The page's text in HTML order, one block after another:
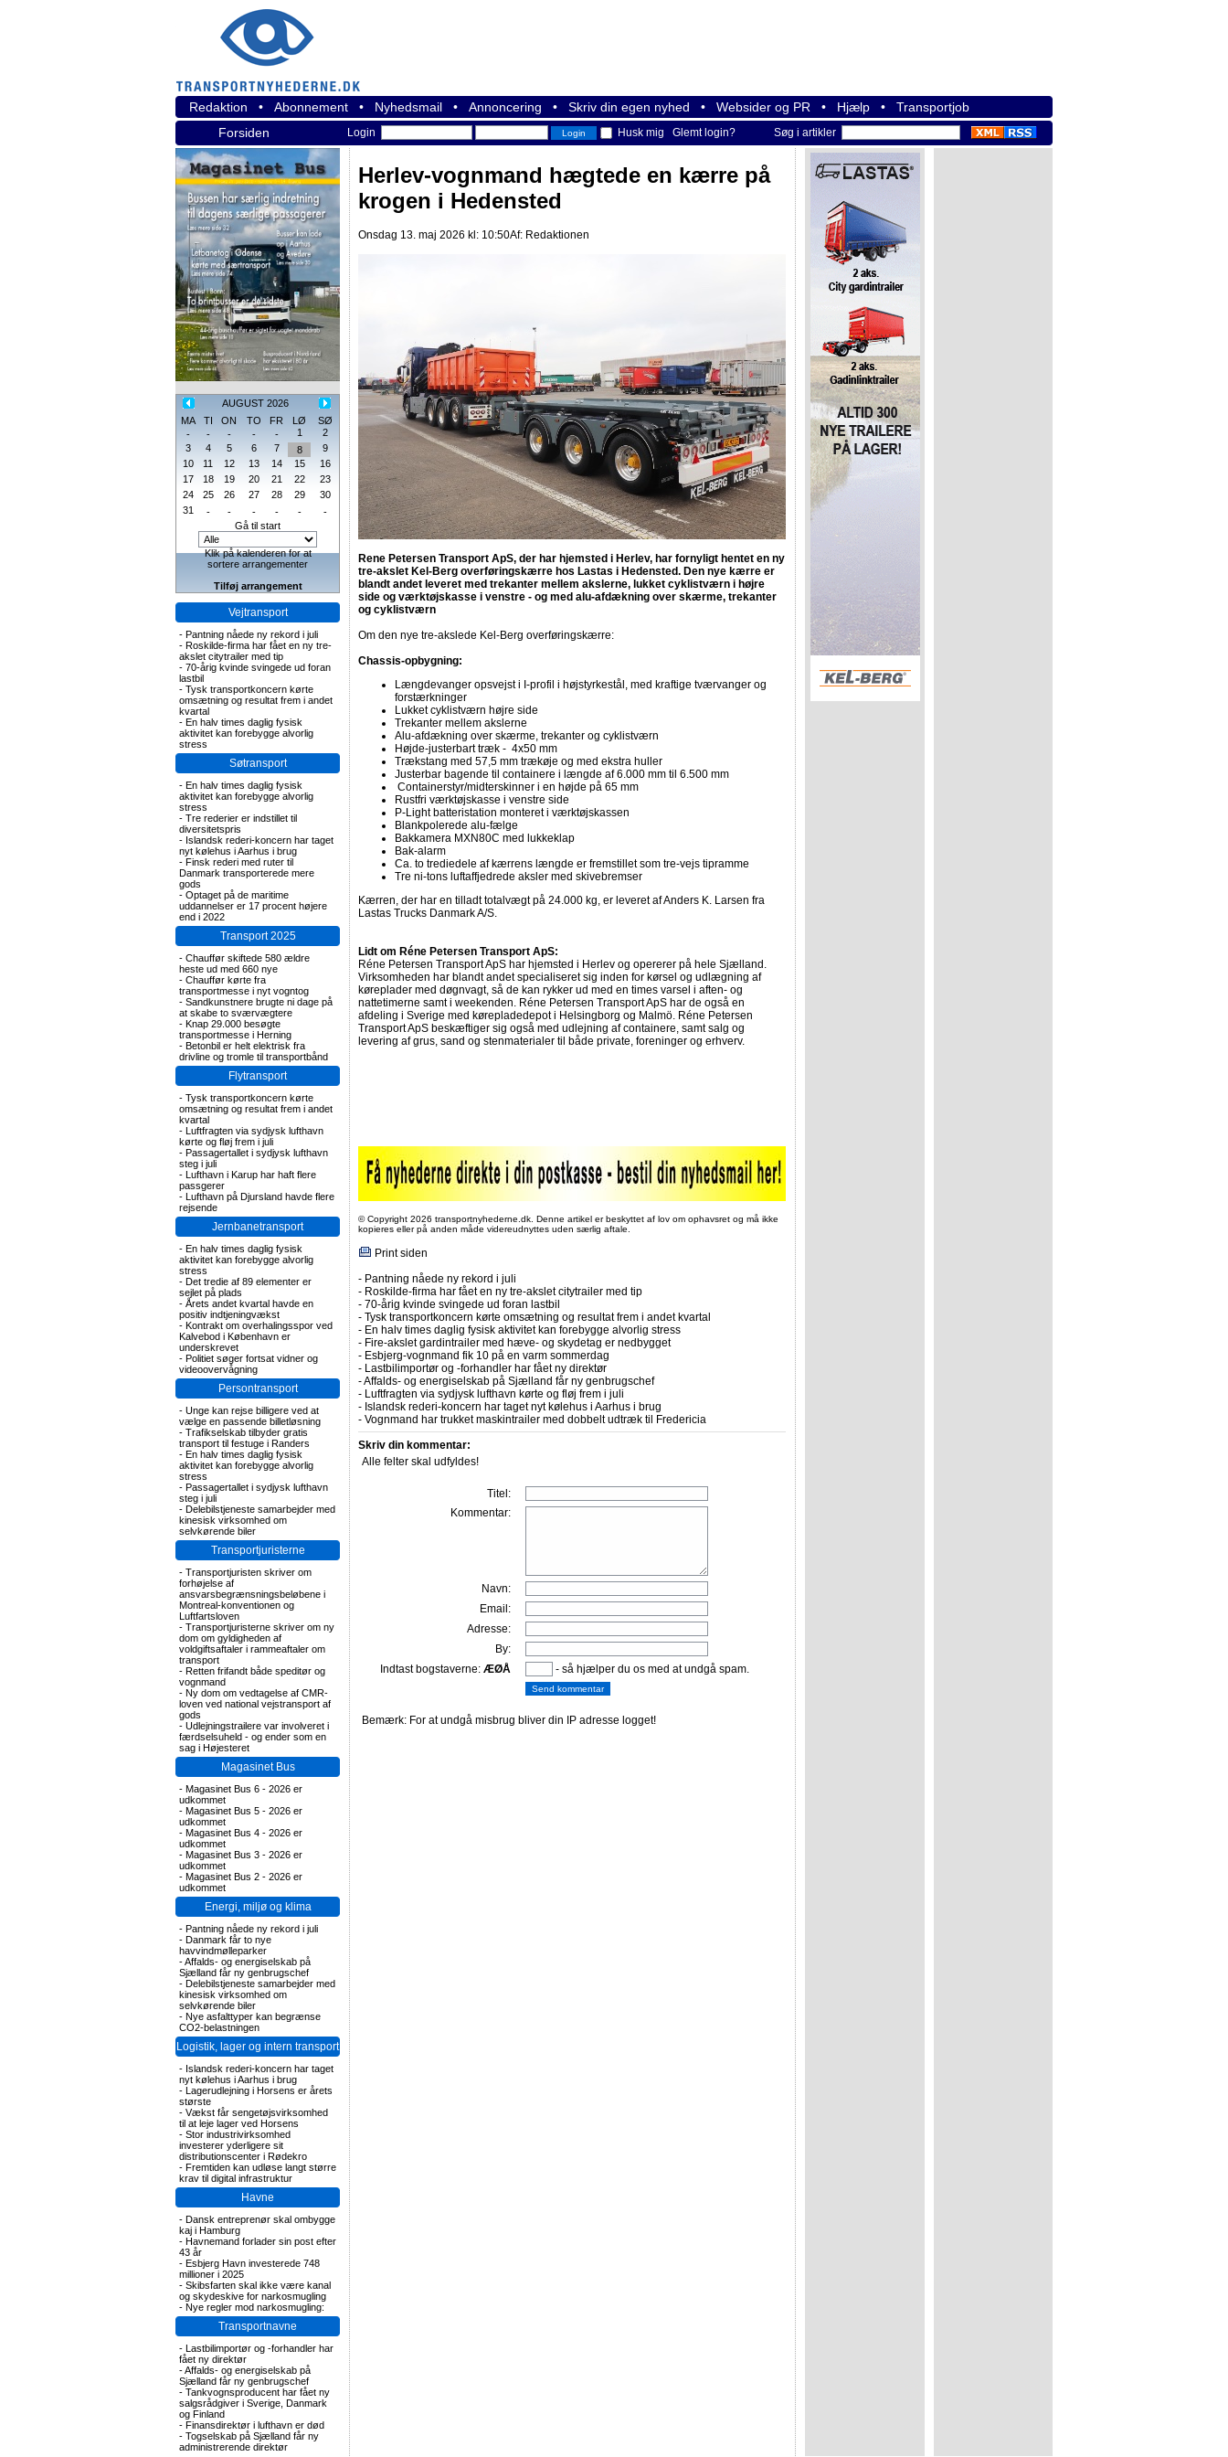
Redaktion • Abonnement • Nyhedsmail • Annoncering • Skriv din egen nyhed • Websider og PR • Hjælp • Transportjob
Forsiden
Login Husk mig Glemt login? Søg i artikler
AUGUST 2026
MA
TI ON TO FR LØ
SØ
-
- - - - 1
2
3
4 5 6 7 8
9
10
11 12 13 14 15
16
17
18 19 20 21 22
23
24
25 26 27 28 29
30
31
- - - - -
-
Gå til start
Klik på kalenderen for at
sortere arrangementer
Tilføj arrangement
Vejtransport
- Pantning nåede ny rekord i juli
- Roskilde-firma har fået en ny tre-
akslet citytrailer med tip
- 70-årig kvinde svingede ud foran
lastbil
- Tysk transportkoncern kørte
omsætning og resultat frem i andet
kvartal
- En halv times daglig fysisk
aktivitet kan forebygge alvorlig
stress
Søtransport
- En halv times daglig fysisk
aktivitet kan forebygge alvorlig
stress
- Tre rederier er indstillet til
diversitetspris
- Islandsk rederi-koncern har taget
nyt kølehus i Aarhus i brug
- Finsk rederi med ruter til
Danmark transporterede mere
gods
- Optaget på de maritime
uddannelser er 17 procent højere
end i 2022
Transport 2025
- Chauffør skiftede 580 ældre
heste ud med 660 nye
- Chauffør kørte fra
transportmesse i nyt vogntog
- Sandkunstnere brugte ni dage på
at skabe to sværvægtere
- Knap 29.000 besøgte
transportmesse i Herning
- Betonbil er helt elektrisk fra
drivline og tromle til transportbånd
Flytransport
- Tysk transportkoncern kørte
omsætning og resultat frem i andet
kvartal
- Luftfragten via sydjysk lufthavn
kørte og fløj frem i juli
- Passagertallet i sydjysk lufthavn
steg i juli
- Lufthavn i Karup har haft flere
passgerer
- Lufthavn på Djursland havde flere
rejsende
Jernbanetransport
- En halv times daglig fysisk
aktivitet kan forebygge alvorlig
stress
- Det tredie af 89 elementer er
sejlet på plads
- Årets andet kvartal havde en
positiv indtjeningvækst
- Kontrakt om overhalingsspor ved
Kalvebod i København er
underskrevet
- Politiet søger fortsat vidner og
videoovervågning
Persontransport
- Unge kan rejse billigere ved at
vælge en passende billetløsning
- Trafikselskab tilbyder gratis
transport til festuge i Randers
- En halv times daglig fysisk
aktivitet kan forebygge alvorlig
stress
- Passagertallet i sydjysk lufthavn
steg i juli
- Delebilstjeneste samarbejder med
kinesisk virksomhed om
selvkørende biler
Transportjuristerne
- Transportjuristen skriver om
forhøjelse af
ansvarsbegrænsningsbeløbene i
Montreal-konventionen og
Luftfartsloven
- Transportjuristerne skriver om ny
dom om gyldigheden af
voldgiftsaftaler i rammeaftaler om
transport
- Retten frifandt både speditør og
vognmand
- Ny dom om vedtagelse af CMR-
loven ved national vejstransport af
gods
- Udlejningstrailere var involveret i
færdselsuheld - og ender som en
sag i Højesteret
Magasinet Bus
- Magasinet Bus 6 - 2026 er
udkommet
- Magasinet Bus 5 - 2026 er
udkommet
- Magasinet Bus 4 - 2026 er
udkommet
- Magasinet Bus 3 - 2026 er
udkommet
- Magasinet Bus 2 - 2026 er
udkommet
Energi, miljø og klima
- Pantning nåede ny rekord i juli
- Danmark får to nye
havvindmølleparker
-Affalds- og energiselskab på
Sjælland får ny genbrugschef
- Delebilstjeneste samarbejder med
kinesisk virksomhed om
selvkørende biler
- Nye asfalttyper kan begrænse
CO2-belastningen
Logistik, lager og intern transport
- Islandsk rederi-koncern har taget
nyt kølehus i Aarhus i brug
- Lagerudlejning i Horsens er årets
største
- Vækst får sengetøjsvirksomhed
til at leje lager ved Horsens
- Stor industrivirksomhed
investerer yderligere sit
distributionscenter i Rødekro
- Fremtiden kan udløse langt større
krav til digital infrastruktur
Havne
- Dansk entreprenør skal ombygge
kaj i Hamburg
- Havnemand forlader sin post efter
43 år
- Esbjerg Havn investerede 748
millioner i 2025
- Skibsfarten skal ikke være kanal
og skydeskive for narkosmugling
- Nye regler mod narkosmugling:
Transportnavne
- Lastbilimportør og -forhandler har
fået ny direktør
-Affalds- og energiselskab på
Sjælland får ny genbrugschef
- Tankvognsproducent har fået ny
salgsrådgiver i Sverige, Danmark
og Finland
- Finansdirektør i lufthavn er død
- Togselskab på Sjælland får ny
administrerende direktør
Herlev-vognmand hægtede en kærre på
krogen i Hedensted
Onsdag 13. maj 2026 kl: 10:50Af: Redaktionen
Rene Petersen Transport ApS, der har hjemsted i Herlev, har fornyligt hentet en ny
tre-akslet Kel-Berg overføringskærre hos Lastas i Hedensted. Den nye kærre er
blandt andet leveret med trekanter mellem akslerne, lukket cyklistværn i højre
side og værktøjskasse i venstre - og med alu-afdækning over skærme, trekanter
og cyklistværn
Om den nye tre-akslede Kel-Berg overføringskærre:
Chassis-opbygning:
Længdevanger opsvejst i I-profil i højstyrkestål, med kraftige tværvanger og
forstærkninger
Lukket cyklistværn højre side
Trekanter mellem akslerne
Alu-afdækning over skærme, trekanter og cyklistværn
Højde-justerbart træk - 4x50 mm
Trækstang med 57,5 mm trækøje og med ekstra huller
Justerbar bagende til containere i længde af 6.000 mm til 6.500 mm
Containerstyr/midterskinner i en højde på 65 mm
Rustfri værktøjskasse i venstre side
P-Light batteristation monteret i værktøjskassen
Blankpolerede alu-fælge
Bakkamera MXN80C med lukkeklap
Bak-alarm
Ca. to trediedele af kærrens længde er fremstillet som tre-vejs tipramme
Tre ni-tons luftaffjedrede aksler med skivebremser
Kærren, der har en tilladt totalvægt på 24.000 kg, er leveret af Anders K. Larsen fra
Lastas Trucks Danmark A/S.
Lidt om Réne Petersen Transport ApS:
Réne Petersen Transport ApS har hjemsted i Herlev og opererer på hele Sjælland.
Virksomheden har blandt andet specialiseret sig inden for kørsel og udlægning af
køreplader med døgnvagt, så de kan rykker ud med en times varsel i aften- og
nattetimerne samt i weekenden. Réne Petersen Transport ApS har de også en
afdeling i Sverige med kørepladedepot i Helsingborg og Malmö. Réne Petersen
Transport ApS beskæftiger sig også med udlejning af containere, samt salg og
levering af grus, sand og stenmaterialer til både private, foreninger og erhverv.
© Copyright 2026 transportnyhederne.dk. Denne artikel er beskyttet af lov om ophavsret og må ikke
kopieres eller på anden måde videreudnyttes uden særlig aftale.
Print siden
- Pantning nåede ny rekord i juli
- Roskilde-firma har fået en ny tre-akslet citytrailer med tip
- 70-årig kvinde svingede ud foran lastbil
- Tysk transportkoncern kørte omsætning og resultat frem i andet kvartal
- En halv times daglig fysisk aktivitet kan forebygge alvorlig stress
- Fire-akslet gardintrailer med hæve- og skydetag er nedbygget
- Esbjerg-vognmand fik 10 på en varm sommerdag
- Lastbilimportør og -forhandler har fået ny direktør
-Affalds- og energiselskab på Sjælland får ny genbrugschef
- Luftfragten via sydjysk lufthavn kørte og fløj frem i juli
- Islandsk rederi-koncern har taget nyt kølehus i Aarhus i brug
- Vognmand har trukket maskintrailer med dobbelt udtræk til Fredericia
Skriv din kommentar:
Alle felter skal udfyldes!
Titel:
Kommentar:
Navn:
Email:
Adresse:
By:
Indtast bogstaverne: ÆØÅ - så hjælper du os med at undgå spam.
Bemærk: For at undgå misbrug bliver din IP adresse logget!